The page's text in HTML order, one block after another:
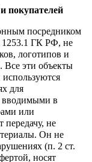
покупателей
посредником
1253.1 ГК РФ, не
логотипов и
Все эти объекты
для
вводимыми в
или
не
Он не
(п. 2 ст.
носят